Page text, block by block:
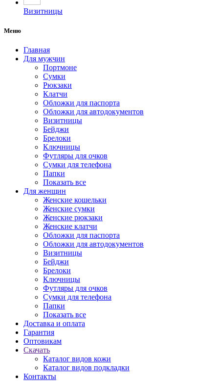
Визитницы
Меню
Главная
Для мужчин
Портмоне
Сумки
Рюкзаки
Клатчи
Обложки для паспорта
Обложки для автодокументов
Визитницы
Бейджи
Брелоки
Ключницы
Футляры для очков
Сумки для телефона
Папки
Показать все
Для женщин
Женские кошельки
Женские сумки
Женские рюкзаки
Женские клатчи
Обложки для паспорта
Обложки для автодокументов
Визитницы
Бейджи
Брелоки
Ключницы
Футляры для очков
Сумки для телефона
Папки
Показать все
Доставка и оплата
Гарантия
Оптовикам
Скачать
Каталог видов кожи
Каталог видов подкладки
Контакты